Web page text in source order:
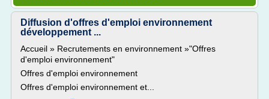
Diffusion d'offres d'emploi environnement
développement ...
Accueil » Recrutements en environnement »"Offres
d'emploi environnement"
Offres d'emploi environnement
Offres d'emploi environnement et...